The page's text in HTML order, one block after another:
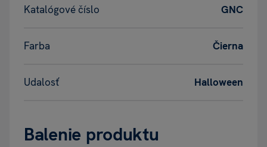
Katalógové číslo GNC
Farba Čierna
Udalosť Halloween
Balenie produktu